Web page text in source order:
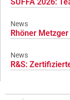
News
Rhöner
News
R&S: